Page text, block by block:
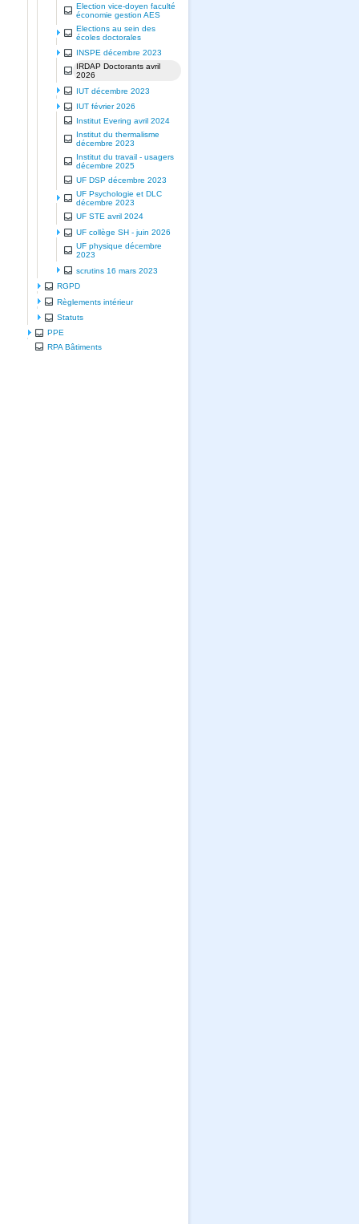
Election vice-doyen faculté
économie gestion AES
Elections au sein des
écoles doctorales
INSPE décembre 2023
IRDAP Doctorants avril
2026
IUT décembre 2023
IUT février 2026
Institut Evering avril 2024
Institut du thermalisme
décembre 2023
Institut du travail - usagers
décembre 2025
UF DSP décembre 2023
UF Psychologie et DLC
décembre 2023
UF STE avril 2024
UF collège SH - juin 2026
UF physique décembre
2023
scrutins 16 mars 2023
RGPD
Règlements intérieur
Statuts
PPE
RPA Bâtiments